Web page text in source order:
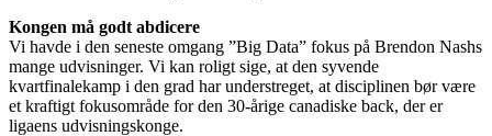
Kongen må godt abdicere
Vi havde i den seneste omgang ”Big Data” fokus på Brendon Nashs
mange udvisninger. Vi kan roligt sige, at den syvende
kvartfinalekamp i den grad har understreget, at disciplinen bør være
et kraftigt fokusområde for den 30-årige canadiske back, der er
ligaens udvisningskonge.